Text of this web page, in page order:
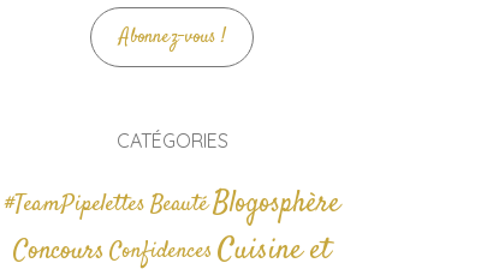
Abonnez-vous !
CATÉGORIES
#TeamPipelettesBeautéBlogosphère
ConcoursConfidences Cuisine et